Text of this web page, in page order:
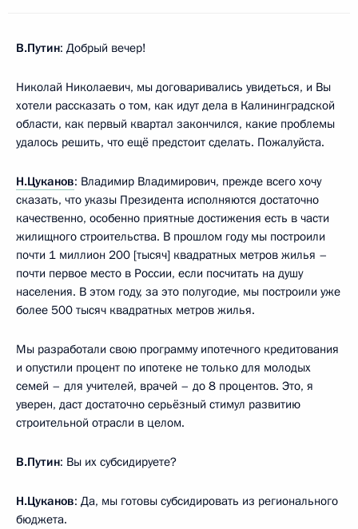
В.Путин: Добрый вечер!
Николай Николаевич, мы договаривались увидеться, и Вы
хотели рассказать о том, как идут дела в Калининградской
области, как первый квартал закончился, какие проблемы
удалось решить, что ещё предстоит сделать. Пожалуйста.
Н.Цуканов: Владимир Владимирович, прежде всего хочу
сказать, что указы Президента исполняются достаточно
качественно, особенно приятные достижения есть в части
жилищного строительства. В прошлом году мы построили
почти 1 миллион 200 [тысяч] квадратных метров жилья –
почти первое место в России, если посчитать на душу
населения. В этом году, за это полугодие, мы построили уже
более 500 тысяч квадратных метров жилья.
Мы разработали свою программу ипотечного кредитования
и опустили процент по ипотеке не только для молодых
семей – для учителей, врачей – до 8 процентов. Это, я
уверен, даст достаточно серьёзный стимул развитию
строительной отрасли в целом.
В.Путин: Вы их субсидируете?
Н.Цуканов: Да, мы готовы субсидировать из регионального
бюджета.